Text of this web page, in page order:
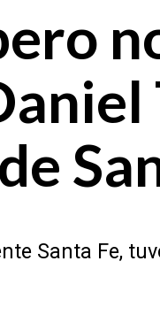
Santa Fe,